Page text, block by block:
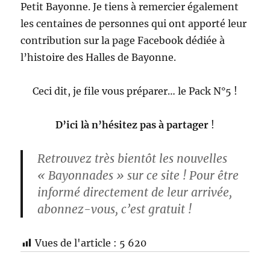
Petit Bayonne. Je tiens à remercier également
les centaines de personnes qui ont apporté leur
contribution sur la page Facebook dédiée à
l’histoire des Halles de Bayonne.
Ceci dit, je file vous préparer… le Pack N°5 !
D’ici là n’hésitez pas à partager !
Retrouvez très bientôt les nouvelles
« Bayonnades » sur ce site ! Pour être
informé directement de leur arrivée,
abonnez-vous, c’est gratuit !
Vues de l'article : 5 620